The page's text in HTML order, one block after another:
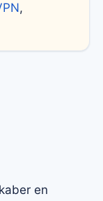
,
en